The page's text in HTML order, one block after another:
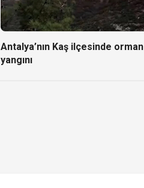
Antalya’nın Kaş ilçesinde orman
yangını